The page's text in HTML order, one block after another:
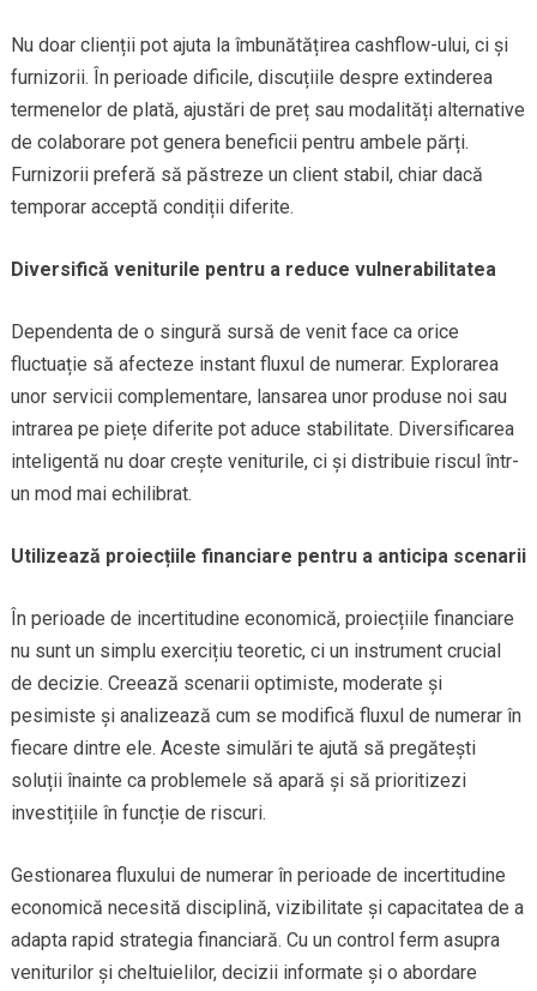
Nu doar clienții pot ajuta la îmbunătățirea cashflow-ului, ci și
furnizorii. În perioade dificile, discuțiile despre extinderea
termenelor de plată, ajustări de preț sau modalități alternative
de colaborare pot genera beneficii pentru ambele părți.
Furnizorii preferă să păstreze un client stabil, chiar dacă
temporar acceptă condiții diferite.
Diversifică veniturile pentru a reduce vulnerabilitatea
Dependenta de o singură sursă de venit face ca orice
fluctuație să afecteze instant fluxul de numerar. Explorarea
unor servicii complementare, lansarea unor produse noi sau
intrarea pe piețe diferite pot aduce stabilitate. Diversificarea
inteligentă nu doar crește veniturile, ci și distribuie riscul într-
un mod mai echilibrat.
Utilizează proiecțiile financiare pentru a anticipa scenarii
În perioade de incertitudine economică, proiecțiile financiare
nu sunt un simplu exercițiu teoretic, ci un instrument crucial
de decizie. Creează scenarii optimiste, moderate și
pesimiste și analizează cum se modifică fluxul de numerar în
fiecare dintre ele. Aceste simulări te ajută să pregătești
soluții înainte ca problemele să apară și să prioritizezi
investițiile în funcție de riscuri.
Gestionarea fluxului de numerar în perioade de incertitudine
economică necesită disciplină, vizibilitate și capacitatea de a
adapta rapid strategia financiară. Cu un control ferm asupra
veniturilor și cheltuielilor, decizii informate și o abordare